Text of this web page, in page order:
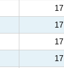
17
17
17
17